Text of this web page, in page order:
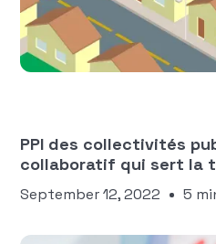
PPI des collectivités
collaboratif qui sert la
September 12, 2022 5